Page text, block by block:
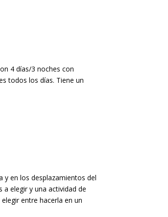
4 días/3 noches con
todos los días. Tiene un
y en los desplazamientos del
elegir y una actividad de
entre hacerla en un